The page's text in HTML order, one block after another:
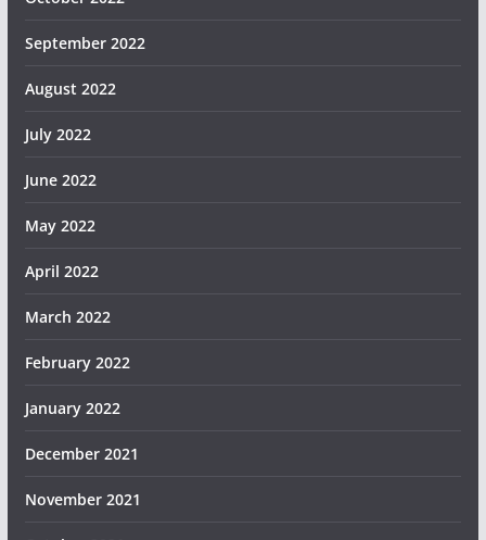
September 2022
August 2022
July 2022
June 2022
May 2022
April 2022
March 2022
February 2022
January 2022
December 2021
November 2021